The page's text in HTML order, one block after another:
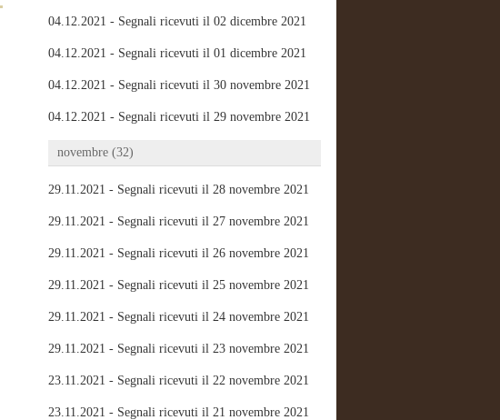
04.12.2021 - Segnali ricevuti il 02 dicembre 2021
04.12.2021 - Segnali ricevuti il 01 dicembre 2021
04.12.2021 - Segnali ricevuti il 30 novembre 2021
04.12.2021 - Segnali ricevuti il 29 novembre 2021
novembre (32)
29.11.2021 - Segnali ricevuti il 28 novembre 2021
29.11.2021 - Segnali ricevuti il 27 novembre 2021
29.11.2021 - Segnali ricevuti il 26 novembre 2021
29.11.2021 - Segnali ricevuti il 25 novembre 2021
29.11.2021 - Segnali ricevuti il 24 novembre 2021
29.11.2021 - Segnali ricevuti il 23 novembre 2021
23.11.2021 - Segnali ricevuti il 22 novembre 2021
23.11.2021 - Segnali ricevuti il 21 novembre 2021